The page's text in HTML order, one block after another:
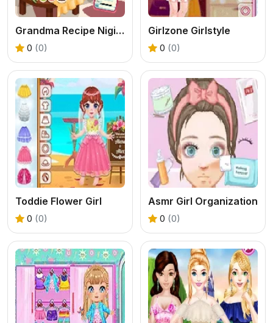
Grandma Recipe Nigiri Sushi
0 (0)
Girlzone Girlstyle
0 (0)
Toddie Flower Girl
0 (0)
Asmr Girl Organization
0 (0)